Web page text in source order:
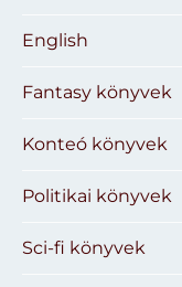
English
Fantasy könyvek
Konteó könyvek
Politikai könyvek
Sci-fi könyvek